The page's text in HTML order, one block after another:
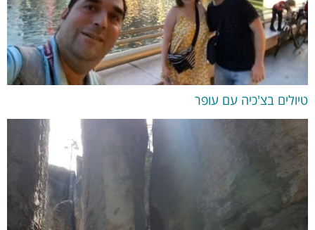
טיולים בצ'כיה עם עופר